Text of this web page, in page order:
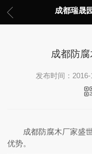
成都瑞晟
成都防
发布时间：2016-
成都防腐木厂家盛
优势。